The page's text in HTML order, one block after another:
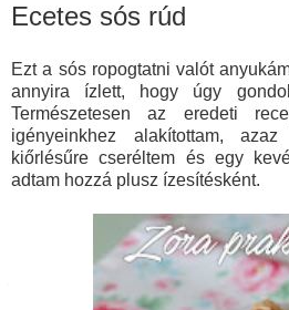
Ecetes sós rúd
Ezt a sós ropogtatni valót
annyira ízlett, hogy úgy
Természetesen az eredeti
igényeinkhez alakítottam,
kiőrlésűre cseréltem és egy
adtam hozzá plusz ízesítésként.